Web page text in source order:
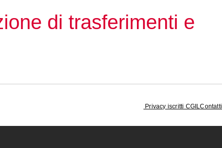
di trasferimenti e
Privacy iscritti CGILContatti